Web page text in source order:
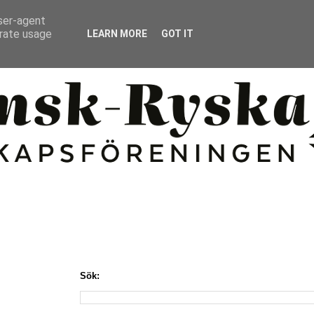
Sök:
agent
usage
LEARN MORE GOT IT